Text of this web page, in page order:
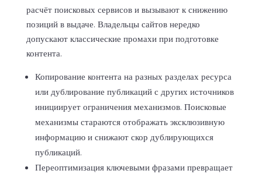
расчёт поисковых сервисов и вызывают к снижению
позиций в выдаче. Владельцы сайтов нередко
допускают классические промахи при подготовке
контента.
Копирование контента на разных разделах ресурса
или дублирование публикаций с других источников
инициирует ограничения механизмов. Поисковые
механизмы стараются отображать эксклюзивную
информацию и снижают скор дублирующихся
публикаций.
Переоптимизация ключевыми фразами превращает